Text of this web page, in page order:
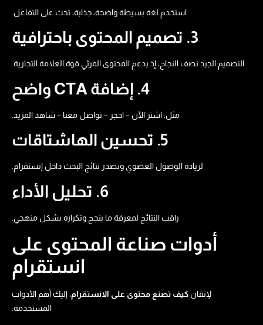
استخدم لغة بسيطة واضحة، جذابة، تحث على التفاعل.
3. تصميم المحتوى باحترافية
التصميم الجيد نصف النجاح، إذ يدعم المحتوى المرئي قوة العلامة التجارية.
4. إضافة CTA واضح
مثل: اشتر الآن – احجز – تواصل معنا – شاهد المزيد.
5. تحسين الهاشتاقات
لزيادة الوصول العضوي وتصدر نتائج البحث داخل إنستقرام.
6. تحليل الأداء
راقب النتائج لمعرفة ما ينجح وتكراره بشكل منهجي.
أدوات صناعة المحتوى على
انستقرام
لإتقان كيف تصنع محتوى على الانستقرام، إليك أهم الأدوات
المستخدمة: